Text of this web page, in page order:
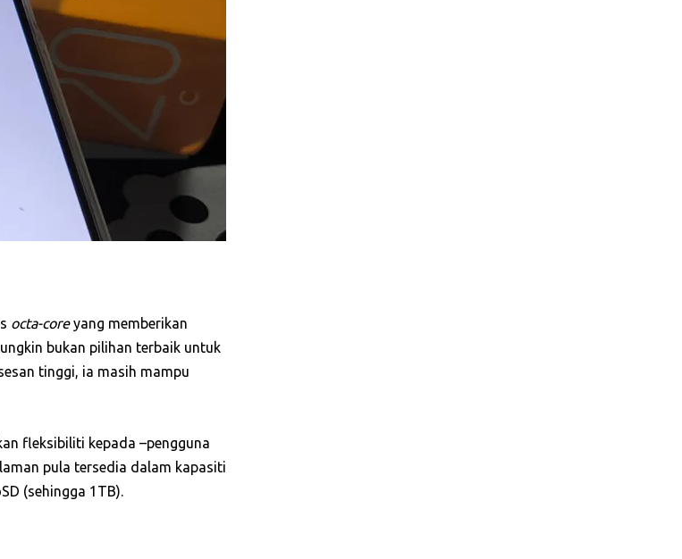
octa-coreyang memberikan
bukan pilihan terbaik untuk
tinggi, ia masih mampu
fleksibiliti kepada –pengguna
pula tersedia dalam kapasiti
(sehingga 1TB).